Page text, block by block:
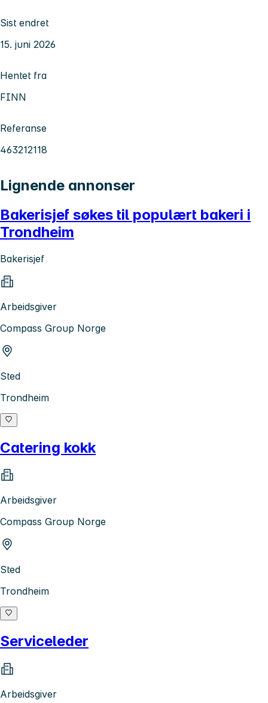
Sist endret
15. juni 2026
Hentet fra
FINN
Referanse
463212118
Lignende annonser
Bakerisjef søkes til populært bakeri i
Trondheim
Bakerisjef
Arbeidsgiver
Compass Group Norge
Sted
Trondheim
Catering kokk
Arbeidsgiver
Compass Group Norge
Sted
Trondheim
Serviceleder
Arbeidsgiver